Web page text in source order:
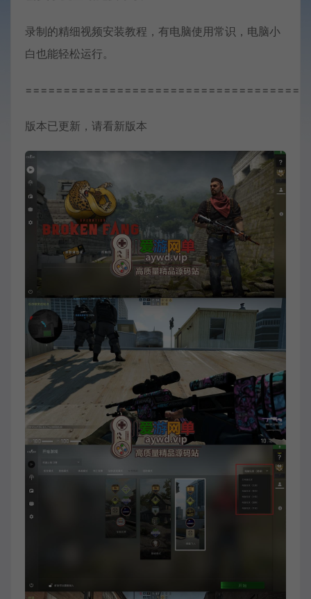
录制的精细视频安装教程，有电脑使用常识，电脑小
白也能轻松运行。
版本已更新，请看新版本